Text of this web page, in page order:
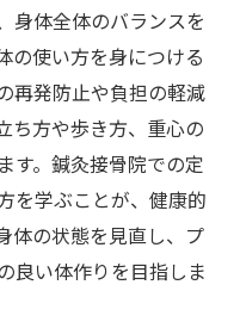
身体全体のバランスを
の使い方を身につける
再発防止や負担の軽減
ち方や歩き方、重心の
す。鍼灸接骨院での定
を学ぶことが、健康的
体の状態を見直し、プ
良い体作りを目指しま